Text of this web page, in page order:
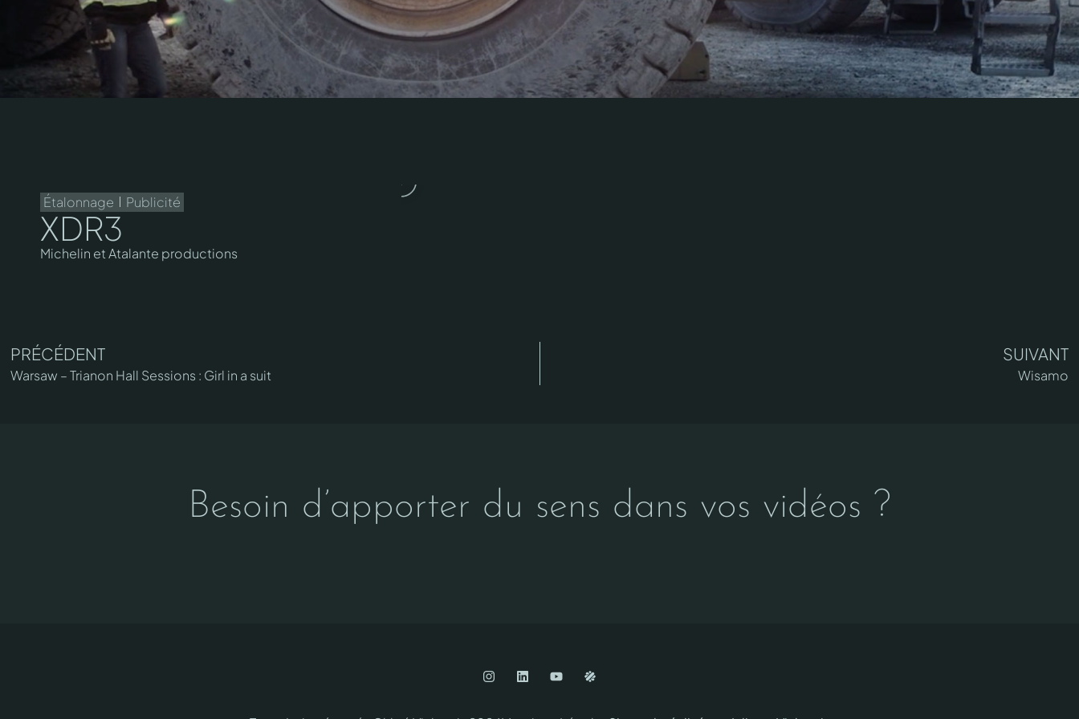
Étalonnage Publicité
XDR3
Michelin et Atalante productions
PRÉCÉDENT
Warsaw – Trianon Hall Sessions : Girl in a suit
SUIVANT
Wisamo
Besoin d’apporter du sens dans vos vidéos ?​